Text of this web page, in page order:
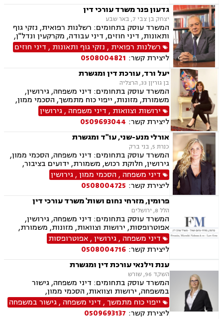
גדעון פנר משרד עורכי דין
יצחק בן צבי 7, באר שבע
המשרד עוסק בתחומים: רשלנות רפואית, נזקי גוף
ותאונות, דיני חוזים, דיני עבודה, מקרקעין ונדל"ן,
דיני משפחה, בנקים, פלילי, נזקי גוף, תאונות עבודה,
תאונות דרכים, משפט מסחרי, תביעות ביטוח ונזקי
רכוש, ייפוי כוח מתמשך, נוטריון , רשלנות רפואית-
הריון ולידה, לשון הרע, תאונות ספורט, בריאות
הנפש, אובדן כושר עבודה , תאונות תלמידים,
תאונות עקב רשלנות, נזקי רכוש, קבלנות חוזית,
השקעות בחו"ל, דין משמעתי, עובדים זרים, זכויות
נשים בהריון, תכנון ובניה, דיור מוגן, אגודות
שיתופיות, ליקויי בנייה, מושבים וקיבוצים , ועוד
רשלנות רפואית , נזקי גוף ותאונות , דיני חוזים
ליצירת קשר: 0508004821
יעל ורד, עורכת דין ומגשרת
בן גוריןן 33, הרצליה
המשרד עוסק בתחומים: דיני משפחה, גירושין,
משמורת, מזונות, ייפוי כוח מתמשך, הסכמי ממון,
ירושות וצוואות, גישור במשפחה, חלוקת רכוש,
ידועים בציבור
ירושות וצוואות , דיני משפחה ,גירושין
ליצירת קשר: 0509693044
אורלי מנע-שני, עו"ד ומגשרת
כנרת 5, בני ברק
המשרד עוסק בתחומים: דיני משפחה, הסכמי ממון,
גירושין, חלוקת רכוש, משמורת, ידועים בציבור,
גישור במשפחה, ירושות וצוואות, ניכור הורי, נדל"ן,
ייפוי כוח מתמשך
דיני משפחה , הסכמי ממון,גירושין
ליצירת קשר: 0508004725
פרומין, מזרחי נחום ושות' משרד עורכי דין
הלל 8, ירושלים
המשרד עוסק בתחומים: דיני משפחה, גירושין,
אפוטרופסות, ירושות וצוואות, מזונות, משמורת,
ייפוי כוח מתמשך, ידועים בציבור, חלוקת רכוש,
הורות חד מינית, הסכמי ממון, דיני מקרקעין,
עסקאות מכר דירה, נדל"ן, ליקויי בנייה, פינוי בינוי,
פינוי מושכר, תמ"א 38, דיירות מוגנת , בנקים,
ערבויות ושטרות , פירוקים והקפאות הליכים, צווי
מניעה, ליווי עסקי, דיני חוזים, חדלות פירעון, פשיטת
רגל, הוצאה לפועל, גביית חובות, דיני חברות,
תביעות ייצוגיות, דיני עבודה
דיני משפחה ,גירושין,אפוטרופסות
ליצירת קשר: 0508004716
ענת וילנאי עורכת דין ומגשרת
השקד 96, שורש
המשרד עוסק בתחומים: דיני משפחה, גישור
במשפחה, ירושות וצוואות, הסכמי ממון,
אפוטרופסות, מזונות, משמורת, גירושין, חלוקת
רכוש, זמני שהות, ייפוי כוח מתמשך
ייפוי כוח מתמשך, דיני משפחה ,גישור במשפחה
ליצירת קשר: 0509693137